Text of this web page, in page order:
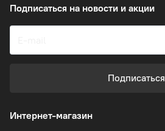
Подписаться на новости и акции
Подписаться
Интернет-магазин